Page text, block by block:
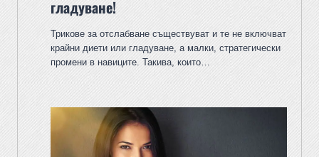
гладуване!
Трикове за отслабване съществуват и те не включват
крайни диети или гладуване, а малки, стратегически
промени в навиците. Такива, които…